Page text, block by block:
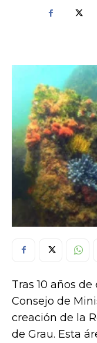
Tras 10 años
Consejo de
creación de la
de Grau. Esta